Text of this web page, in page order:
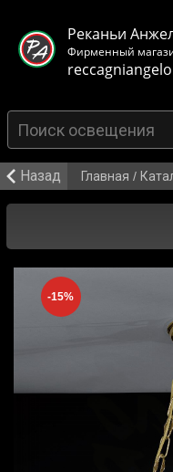
Реканьи
Фирменный
Назад Главная /
-15%